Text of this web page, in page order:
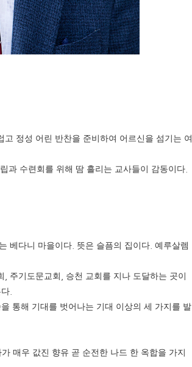
고 정성 어린 반찬을 준비하여 어르신을 섬기는 여
과 수련회를 위해 땀 흘리는 교사들이 감동이다
베다니 마을이다 뜻은 슬픔의 집이다 예루살렘
주기도문교회
승천 교회를 지나 도달하는 곳이
을 통해 기대를 벗어나는 기대 이상의 세 가지를 발
매우 값진 향유 곧 순전한 나드 한 옥합을 가지